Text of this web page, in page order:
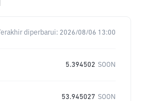
Terakhir diperbarui: 2026/08/06 13:00
5.394502 SOON
53.945027 SOON